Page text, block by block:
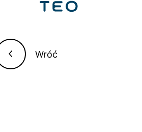
Strona główna Aktualności
Wróć